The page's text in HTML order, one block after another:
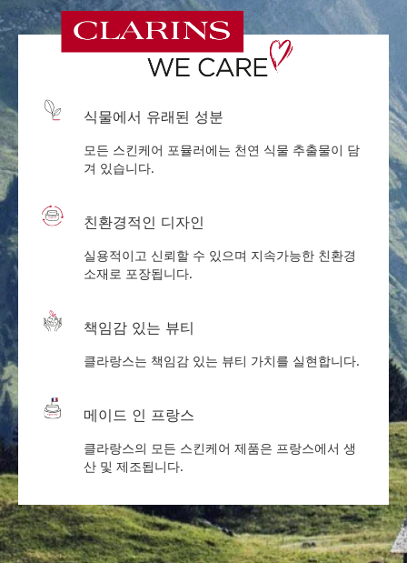
식물에서 유래된 성분
모든 스킨케어 포뮬러에는 천연 식물 추출물이 담
겨 있습니다.
친환경적인 디자인
실용적이고 신뢰할 수 있으며 지속가능한 친환경
소재로 포장됩니다.
책임감 있는 뷰티
클라랑스는 책임감 있는 뷰티 가치를 실현합니다.
메이드 인 프랑스
클라랑스의 모든 스킨케어 제품은 프랑스에서 생
산 및 제조됩니다.